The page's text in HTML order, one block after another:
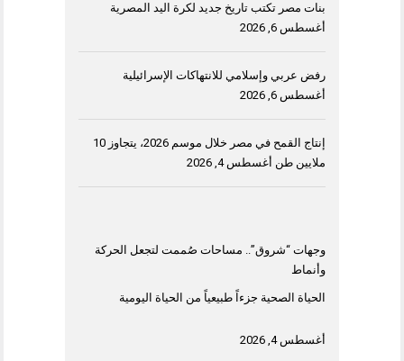
بنات مصر تكتب تاريخ جديد لكرة اليد المصرية
أغسطس 6, 2026
رفض عربي وإسلامي للانتهاكات الإسرائيلية
أغسطس 6, 2026
إنتاج القمح في مصر خلال موسم 2026، يتجاوز 10
ملايين طن أغسطس 4, 2026
وجهات “شروق”.. مساحات صُممت لتجعل الحركة
وأنماط
الحياة الصحية جزءاً طبيعياً من الحياة اليومية
أغسطس 4, 2026